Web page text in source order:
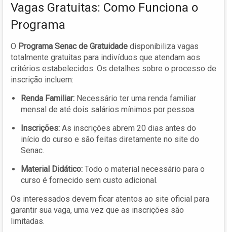
Vagas Gratuitas: Como Funciona o
Programa
O Programa Senac de Gratuidade disponibiliza vagas
totalmente gratuitas para indivíduos que atendam aos
critérios estabelecidos. Os detalhes sobre o processo de
inscrição incluem:
Renda Familiar: Necessário ter uma renda familiar
mensal de até dois salários mínimos por pessoa.
Inscrições: As inscrições abrem 20 dias antes do
início do curso e são feitas diretamente no site do
Senac.
Material Didático: Todo o material necessário para o
curso é fornecido sem custo adicional.
Os interessados devem ficar atentos ao site oficial para
garantir sua vaga, uma vez que as inscrições são
limitadas.